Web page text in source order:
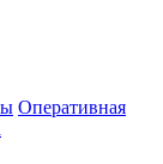
Оперативная